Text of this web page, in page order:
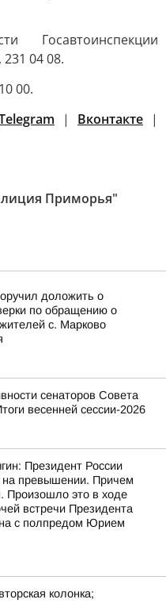
Госавтоинспекции
04 08.
00.
| Вконтакте |
Приморья"
доложить о
по обращению о
с. Марково
сенаторов Совета
весенней сессии-2026
Президент России
на превышении. Причем
Произошло это в ходе
встречи Президента
с полпредом Юрием
колонка;